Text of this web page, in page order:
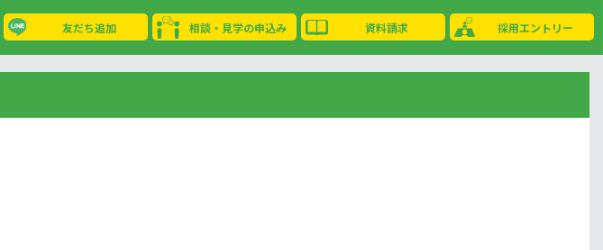
友だち追加 相談・見学の申込み 資料請求 採用エントリー